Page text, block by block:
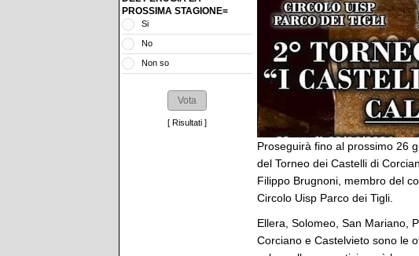
PROSSIMA STAGIONE=
Si
No
Non so
[ Risultati ]
Proseguirà fino al prossimo 26
del Torneo dei Castelli di
Filippo Brugnoni, membro del
Circolo Uisp Parco dei Tigli.
Ellera, Solomeo, San Mariano,
Corciano e Castelvieto sono le